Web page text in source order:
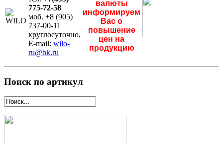
775-72-58
моб. +8 (905)
737-00-11
круглосуточно,
E-mail: wilo-
ru@bk.ru
валюты
информируем
Вас о
повышение
цен на
продукцию
Поиск по артикул